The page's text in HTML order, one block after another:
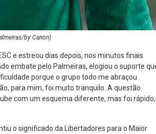
by Canon)
e estreou dias depois, nos minutos finais
embate pelo Palmeiras, elogiou o suporte
porque o grupo todo me abraçou
para mim, foi muito tranquilo. A questão
com um esquema diferente, mas foi rápido,
o significado da Libertadores para o Maior